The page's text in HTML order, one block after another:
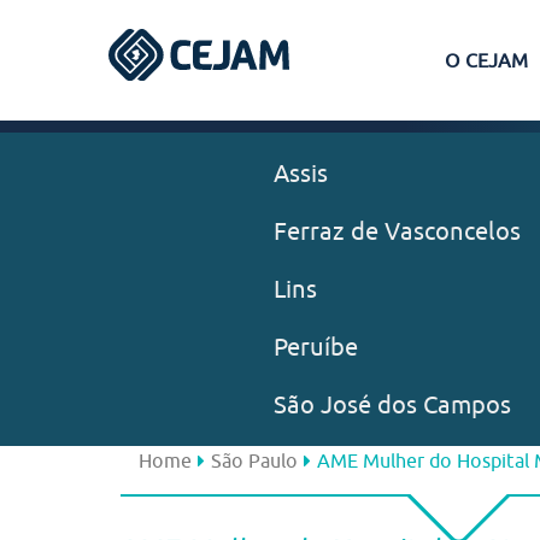
O CEJAM
Assis
Ferraz de Vasconcelos
Lins
Peruíbe
São José dos Campos
Home São Paulo AME Mulher do Hospital